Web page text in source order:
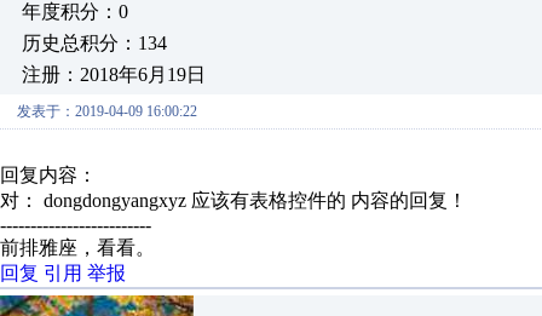
年度积分：0
历史总积分：134
注册：2018年6月19日
发表于：2019-04-09 16:00:22
回复内容：
对： dongdongyangxyz 应该有表格控件的 内容的回复！
-------------------------
前排雅座，看看。
回复 引用 举报